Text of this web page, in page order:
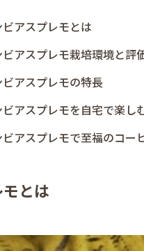
アスプレモとは
アスプレモ栽培環境と評
アスプレモの特長
アスプレモを自宅で楽し
アスプレモで至福のコー
とは